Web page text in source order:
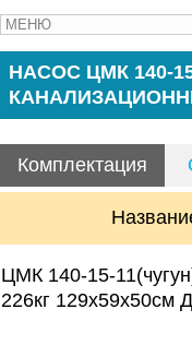
НАСОС ЦМК 140-
Комплектация
ЦМК 140-15-
226кг 129х59х50см